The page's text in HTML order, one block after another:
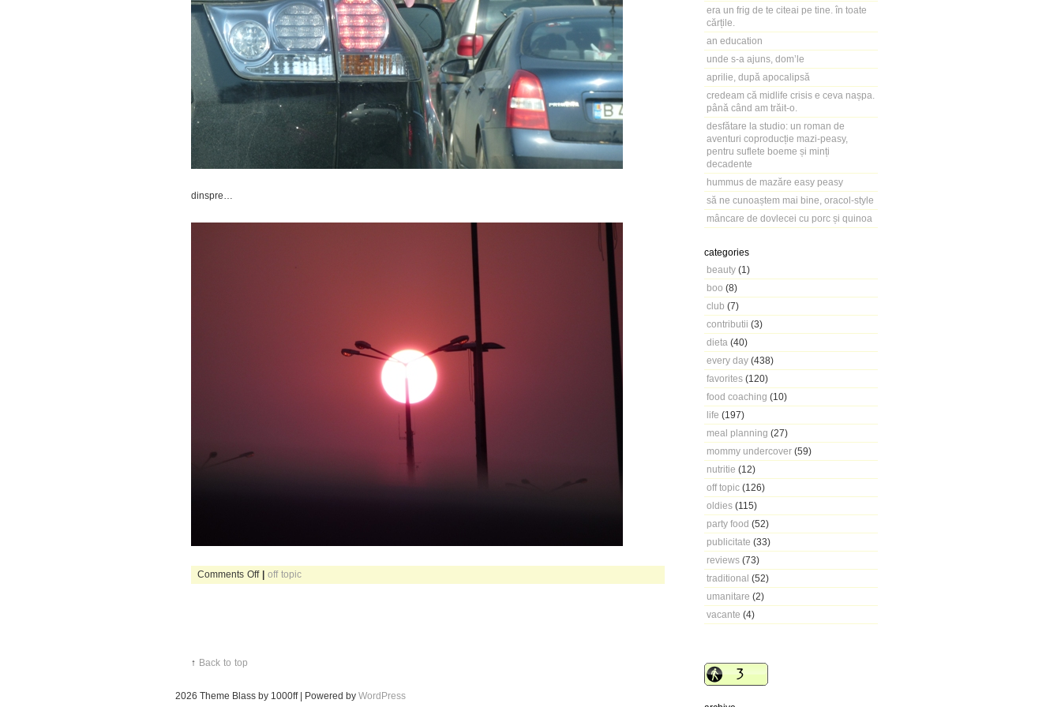
era un frig de te citeai pe tine. în toate
cărțile.
an education
unde s-a ajuns, dom’le
aprilie, după apocalipsă
credeam că midlife crisis e ceva nașpa.
până când am trăit-o.
desfătare la studio: un roman de
aventuri coproducție mazi-peasy,
pentru suflete boeme și minți
decadente
hummus de mazăre easy peasy
să ne cunoaștem mai bine, oracol-style
mâncare de dovlecei cu porc și quinoa
categories
beauty (1)
boo (8)
club (7)
contributii (3)
dieta (40)
every day (438)
favorites (120)
food coaching (10)
life (197)
meal planning (27)
mommy undercover (59)
nutritie (12)
off topic (126)
oldies (115)
party food (52)
publicitate (33)
reviews (73)
traditional (52)
umanitare (2)
vacante (4)
dinspre…
Comments Offon
duminica
| off topic
↑ Back to top
2026 Theme Blass by 1000ff | Powered by WordPress